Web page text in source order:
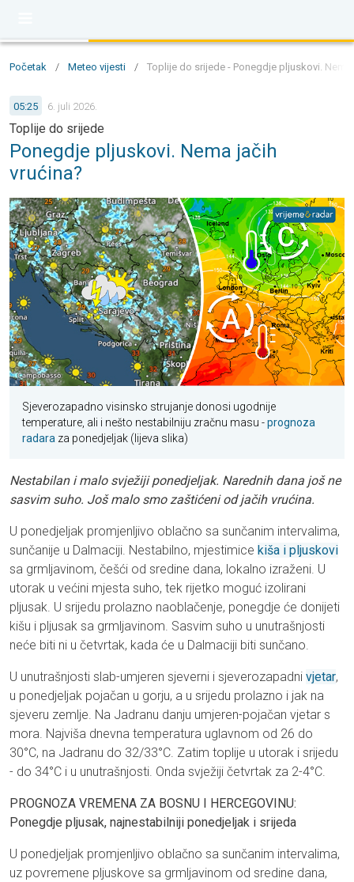
Početak / Meteo vijesti / Toplije do srijede - Ponegdje pljuskovi. Nema
05:25 6. juli 2026.
Toplije do srijede
Ponegdje pljuskovi. Nema jačih
vrućina?
Sjeverozapadno visinsko strujanje donosi ugodnije
temperature, ali i nešto nestabilniju zračnu masu -prognoza
radara za ponedjeljak (lijeva slika)
Nestabilan i malo svježiji ponedjeljak. Narednih dana još ne
sasvim suho. Još malo smo zaštićeni od jačih vrućina.
U ponedjeljak promjenljivo oblačno sa sunčanim intervalima,
sunčanije u Dalmaciji. Nestabilno, mjestimice kiša i pljuskovi
sa grmljavinom, češći od sredine dana, lokalno izraženi. U
utorak u većini mjesta suho, tek rijetko moguć izolirani
pljusak. U srijedu prolazno naoblačenje, ponegdje će donijeti
kišu i pljusak sa grmljavinom. Sasvim suho u unutrašnjosti
neće biti ni u četvrtak, kada će u Dalmaciji biti sunčano.
U unutrašnjosti slab-umjeren sjeverni i sjeverozapadni vjetar,
u ponedjeljak pojačan u gorju, a u srijedu prolazno i jak na
sjeveru zemlje. Na Jadranu danju umjeren-pojačan vjetar s
mora. Najviša dnevna temperatura uglavnom od 26 do
30°C, na Jadranu do 32/33°C. Zatim toplije u utorak i srijedu
- do 34°C i u unutrašnjosti. Onda svježiji četvrtak za 2-4°C.
PROGNOZA VREMENA ZA BOSNU I HERCEGOVINU:
Ponegdje pljusak, najnestabilniji ponedjeljak i srijeda
U ponedjeljak promjenljivo oblačno sa sunčanim intervalima,
uz povremene pljuskove sa grmljavinom od sredine dana,